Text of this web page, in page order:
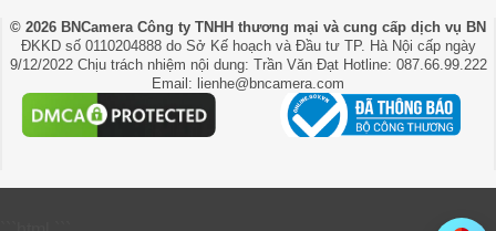
© 2026 BNCamera Công ty TNHH thương mại và cung cấp dịch vụ BN
ĐKKD số 0110204888 do Sở Kế hoạch và Đầu tư TP. Hà Nội cấp ngày
9/12/2022 Chịu trách nhiệm nội dung: Trần Văn Đạt Hotline: 087.66.99.222
Email: lienhe@bncamera.com